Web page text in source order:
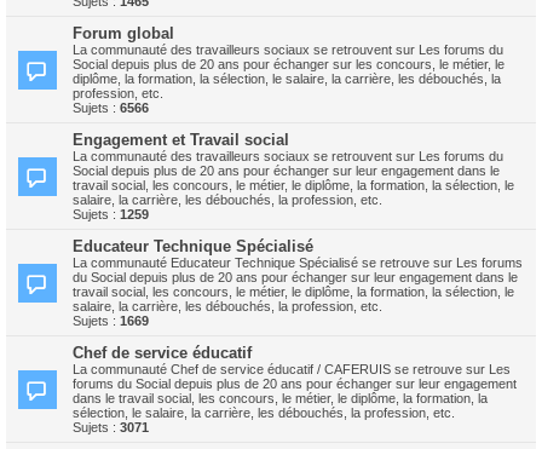
Forum global
La communauté des travailleurs sociaux se retrouvent sur Les forums du
Social depuis plus de 20 ans pour échanger sur les concours, le métier, le
diplôme, la formation, la sélection, le salaire, la carrière, les débouchés, la
profession, etc.
Sujets : 6566
Engagement et Travail social
La communauté des travailleurs sociaux se retrouvent sur Les forums du
Social depuis plus de 20 ans pour échanger sur leur engagement dans le
travail social, les concours, le métier, le diplôme, la formation, la sélection, le
salaire, la carrière, les débouchés, la profession, etc.
Sujets : 1259
Educateur Technique Spécialisé
La communauté Educateur Technique Spécialisé se retrouve sur Les forums
du Social depuis plus de 20 ans pour échanger sur leur engagement dans le
travail social, les concours, le métier, le diplôme, la formation, la sélection, le
salaire, la carrière, les débouchés, la profession, etc.
Sujets : 1669
Chef de service éducatif
La communauté Chef de service éducatif / CAFERUIS se retrouve sur Les
forums du Social depuis plus de 20 ans pour échanger sur leur engagement
dans le travail social, les concours, le métier, le diplôme, la formation, la
sélection, le salaire, la carrière, les débouchés, la profession, etc.
Sujets : 3071